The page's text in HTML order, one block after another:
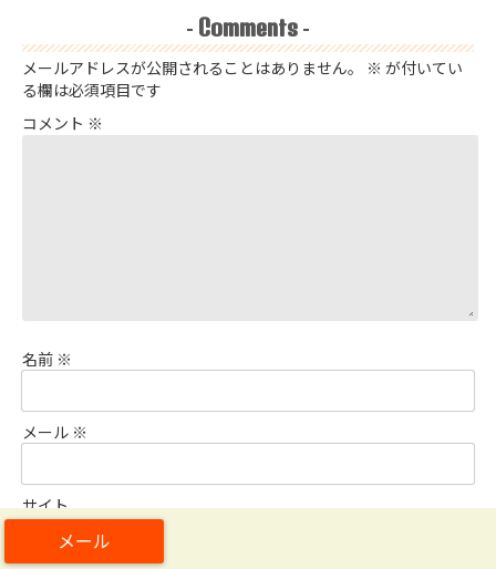
- Comments -
メールアドレスが公開されることはありません。 ※ が付いてい
る欄は必須項目です
コメント ※
名前 ※
メール ※
サイト